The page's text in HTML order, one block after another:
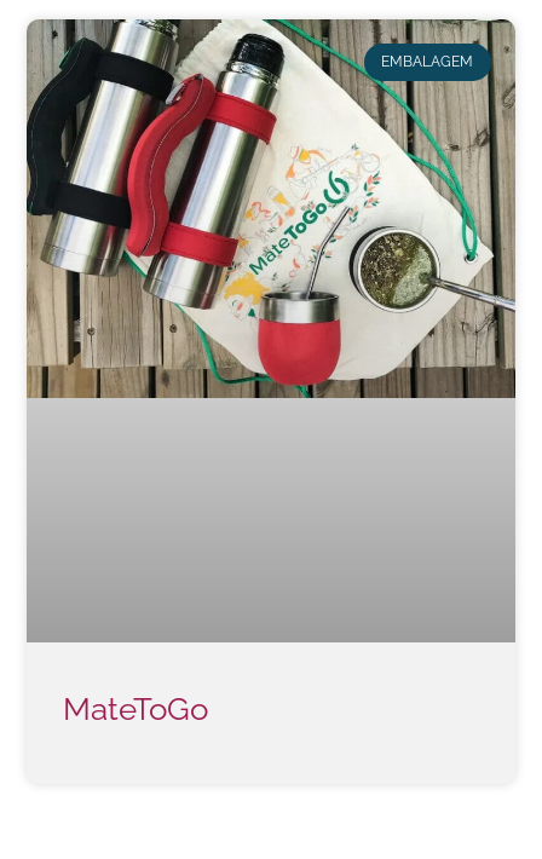
EMBALAGEM
MateToGo